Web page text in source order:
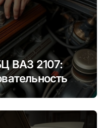
ВАЗ 2107:
и